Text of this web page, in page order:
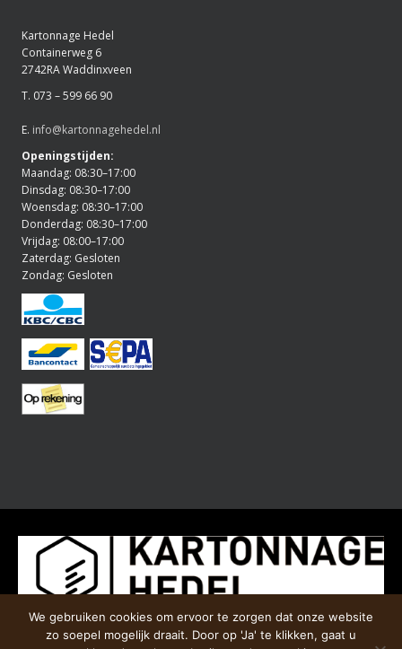
Kartonnage Hedel
Containerweg 6
2742RA Waddinxveen
T. 073 – 599 66 90
E. info@kartonnagehedel.nl
Openingstijden:
Maandag: 08:30–17:00
Dinsdag: 08:30–17:00
Woensdag: 08:30–17:00
Donderdag: 08:30–17:00
Vrijdag: 08:00–17:00
Zaterdag: Gesloten
Zondag: Gesloten
We gebruiken cookies om ervoor te zorgen dat onze website
zo soepel mogelijk draait. Door op 'Ja' te klikken, gaat u